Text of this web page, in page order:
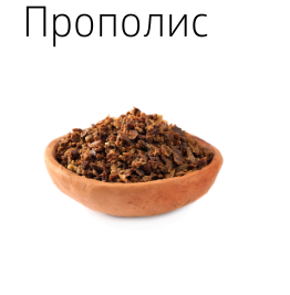
Прополис